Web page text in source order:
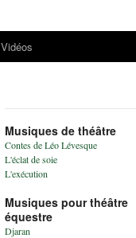
Vidéos
Musiques de théâtre
Contes de Léo Lévesque
L'éclat de soie
L'exécution
Musiques pour théâtre
équestre
Djaran